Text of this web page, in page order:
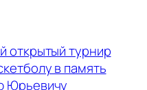
открытый турнир
в память
Юрьевичу